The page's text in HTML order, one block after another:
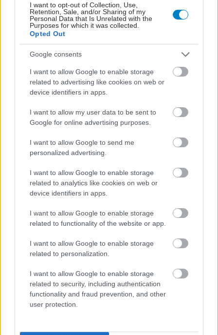
I want to opt-out of Collection, Use,
Retention, Sale, and/or Sharing of my
Personal Data that Is Unrelated with the
Purposes for which it was collected.
Opted Out
Google consents
I want to allow Google to enable storage
related to advertising like cookies on web or
device identifiers in apps.
I want to allow my user data to be sent to
Google for online advertising purposes.
I want to allow Google to send me
personalized advertising.
I want to allow Google to enable storage
related to analytics like cookies on web or
device identifiers in apps.
I want to allow Google to enable storage
related to functionality of the website or app.
I want to allow Google to enable storage
related to personalization.
I want to allow Google to enable storage
related to security, including authentication
functionality and fraud prevention, and other
user protection.
Παρασκευή, 24 Ιανουαρίου 2025, 10:00
Πρώιμη διάγνωση άνοιας με τεχνητή
νοημοσύνη και βιοδείκτες στο αίμα
Τεστ ΑΙ αξιοποιεί 600 παραμέτρους για να αξιολογήσει τη
γνωστική έκπτωση σε πρώιμα στάδια, καθώς ο χρήστης
δρ Μ. Δερμιτζάκης.